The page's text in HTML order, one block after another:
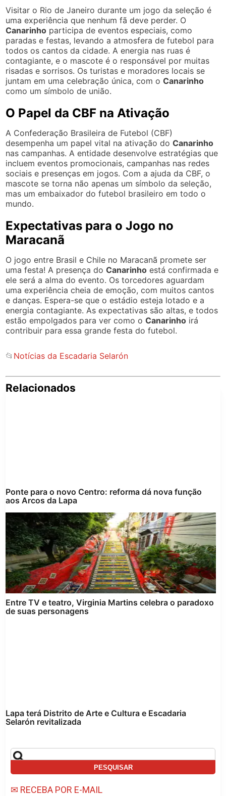
Visitar o Rio de Janeiro durante um jogo da seleção é
uma experiência que nenhum fã deve perder. O
Canarinho participa de eventos especiais, como
paradas e festas, levando a atmosfera de futebol para
todos os cantos da cidade. A energia nas ruas é
contagiante, e o mascote é o responsável por muitas
risadas e sorrisos. Os turistas e moradores locais se
juntam em uma celebração única, com oCanarinho
como um símbolo de união.
O Papel da CBF na Ativação
A Confederação Brasileira de Futebol (CBF)
desempenha um papel vital na ativação doCanarinho
nas campanhas. A entidade desenvolve estratégias que
incluem eventos promocionais, campanhas nas redes
sociais e presenças em jogos. Com a ajuda da CBF, o
mascote se torna não apenas um símbolo da seleção,
mas um embaixador do futebol brasileiro em todo o
mundo.
Expectativas para o Jogo no
Maracanã
O jogo entre Brasil e Chile no Maracanã promete ser
uma festa! A presença doCanarinho está confirmada e
ele será a alma do evento. Os torcedores aguardam
uma experiência cheia de emoção, com muitos cantos
e danças. Espera-se que o estádio esteja lotado e a
energia contagiante. As expectativas são altas, e todos
estão empolgados para ver como oCanarinho irá
contribuir para essa grande festa do futebol.
📂 Notícias da Escadaria Selarón
Relacionados
Ponte para o novo Centro: reforma dá nova função
aos Arcos da Lapa
Entre TV e teatro, Virginia Martins celebra o paradoxo
de suas personagens
Lapa terá Distrito de Arte e Cultura e Escadaria
Selarón revitalizada
✉ RECEBA POR E-MAIL